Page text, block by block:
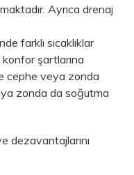
Ayrıca drenaj
farklı sıcaklıklar
şartlarına
cephe veya zonda
zonda da soğutma
dezavantajlarını